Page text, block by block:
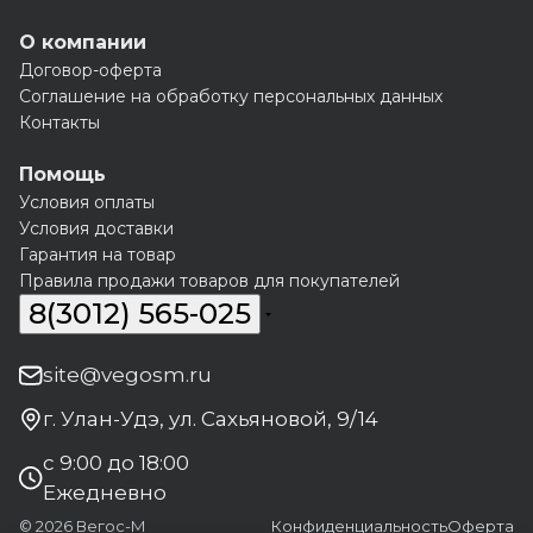
О компании
Договор-оферта
Соглашение на обработку персональных данных
Контакты
Помощь
Условия оплаты
Условия доставки
Гарантия на товар
Правила продажи товаров для покупателей
8(3012) 565-025
site@vegosm.ru
г. Улан-Удэ, ул. Сахьяновой, 9/14
с 9:00 до 18:00
Ежедневно
© 2026 Вегос-М КонфиденциальностьОферта